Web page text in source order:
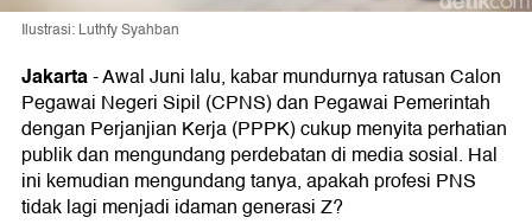
Ilustrasi: Luthfy Syahban
Jakarta-Awal Juni lalu, kabar mundurnya ratusan Calon
Pegawai Negeri Sipil (CPNS) dan Pegawai Pemerintah
dengan Perjanjian Kerja (PPPK) cukup menyita perhatian
publik dan mengundang perdebatan di media sosial. Hal
ini kemudian mengundang tanya, apakah profesi PNS
tidak lagi menjadi idaman generasi Z?